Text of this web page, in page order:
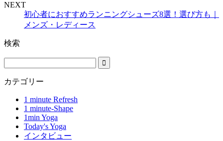
NEXT
初心者におすすめランニングシューズ8選！選び方も｜
メンズ・レディース
検索
カテゴリー
1 minute Refresh
1 minute-Shape
1min Yoga
Today's Yoga
インタビュー